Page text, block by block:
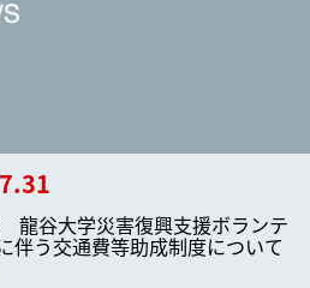
龍谷大学災害復興支援ボランテ
伴う交通費等助成制度について